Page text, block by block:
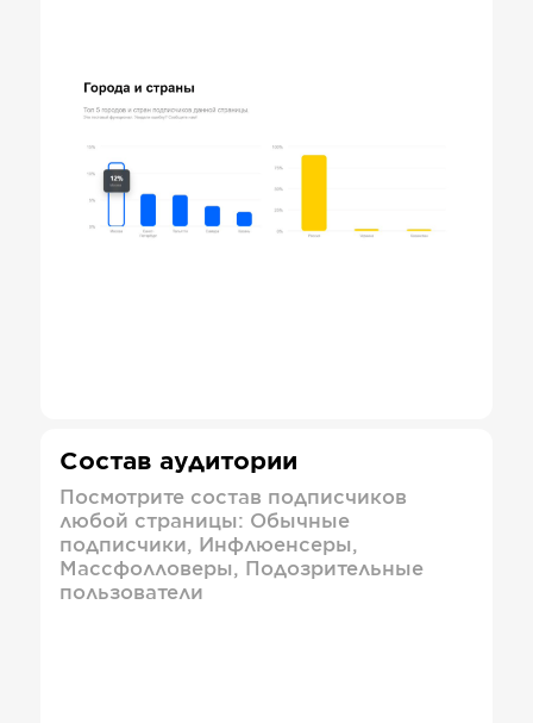
Состав аудитории
Посмотрите состав подписчиков
любой страницы: Обычные
подписчики, Инфлюенсеры,
Массфолловеры, Подозрительные
пользователи